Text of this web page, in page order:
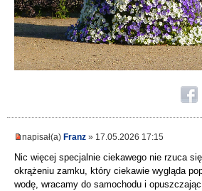
napisał(a) Franz » 17.05.2026 17:15
Nic więcej specjalnie ciekawego nie rzuca
okrążeniu zamku, który ciekawie wygląda
wodę, wracamy do samochodu i